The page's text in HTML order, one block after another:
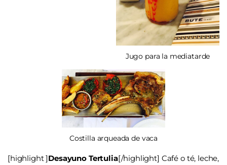
Jugo para la mediatarde
Costilla arqueada de vaca
[highlight ]Desayuno Tertulia[/highlight] Café o té, leche,